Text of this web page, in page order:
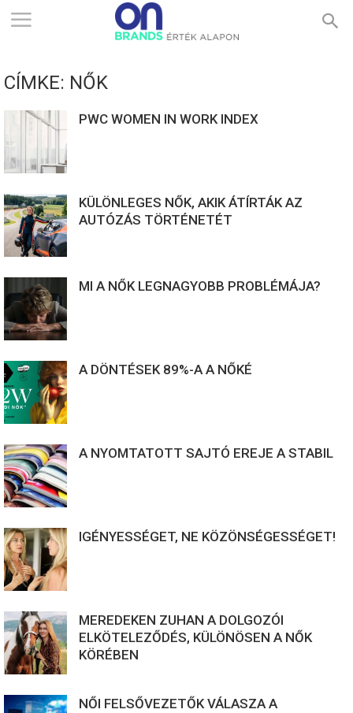
ONBRANDS
ÉRTÉK
ALAPON
CÍMKE: NŐK
PWC WOMEN IN WORK INDEX
KÜLÖNLEGES NŐK, AKIK ÁTÍRTÁK AZ
AUTÓZÁS TÖRTÉNETÉT
MI A NŐK LEGNAGYOBB PROBLÉMÁJA?
A DÖNTÉSEK 89%-A A NŐKÉ
A NYOMTATOTT SAJTÓ EREJE A STABIL
IGÉNYESSÉGET, NE KÖZÖNSÉGESSÉGET!
MEREDEKEN ZUHAN A DOLGOZÓI
ELKÖTELEZŐDÉS, KÜLÖNÖSEN A NŐK
KÖRÉBEN
NŐI FELSŐVEZETŐK VÁLASZA A